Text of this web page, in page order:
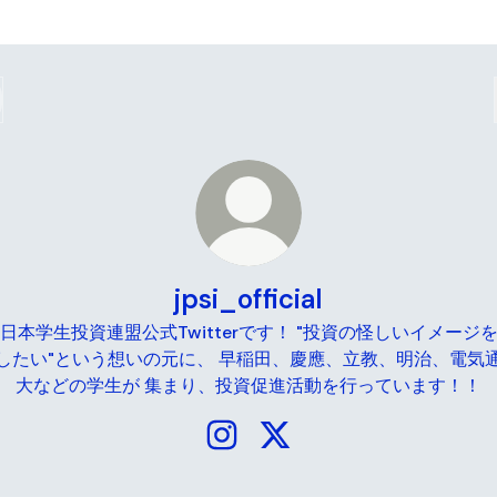
jpsi_official
本学生投資連盟公式Twitterです！ "投資の怪しいイメージ
たい"という想いの元に、 早稲田、慶應、立教、明治、電気
大などの学生が 集まり、投資促進活動を行っています！！